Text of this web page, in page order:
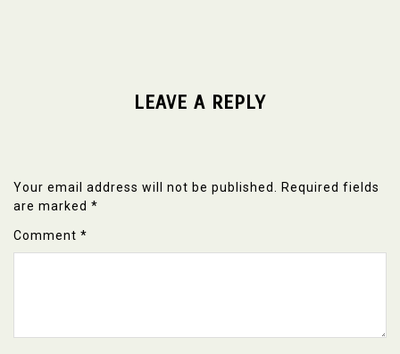
LEAVE A REPLY
Your email address will not be published.
Required fields
are marked *
Comment *